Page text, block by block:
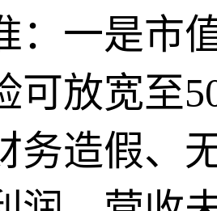
：一是市
可放宽至
务造假、